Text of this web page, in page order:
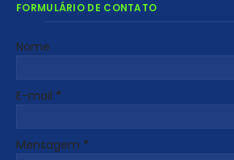
FORMULÁRIO DE CONTATO
Nome
E-mail *
Mensagem *